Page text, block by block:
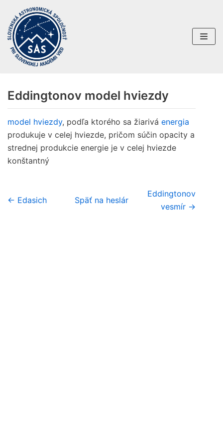
Preskočiť
na
obsah
Eddingtonov model hviezdy
model hviezdy, podľa ktorého sa žiarivá energia
produkuje v celej hviezde, pričom súčin opacity a
strednej produkcie energie je v celej hviezde
konštantný
← Edasich Späť na heslár
Eddingtonov
vesmír →